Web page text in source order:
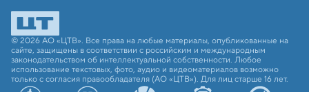
© 2026 АО «ЦТВ». Все права на любые материалы, опубликованные на
сайте, защищены в соответствии с российским и международным
законодательством об интеллектуальной собственности. Любое
использование текстовых, фото, аудио и видеоматериалов возможно
только с согласия правообладателя (АО «ЦТВ»). Для лиц старше 16 лет.